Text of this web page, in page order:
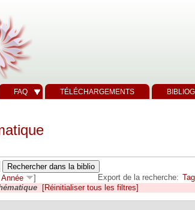
FAQ TÉLÉCHARGEMENTS
Export de la recherche:
Année
]
[Réinitialiser tous les filtres]